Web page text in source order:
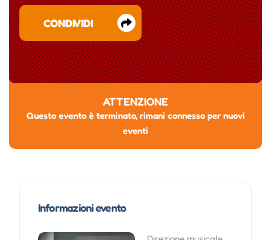
CONDIVIDI
ATTENZIONE
Questo evento è terminato, rimani connesso per nuovi
eventi
Informazioni evento